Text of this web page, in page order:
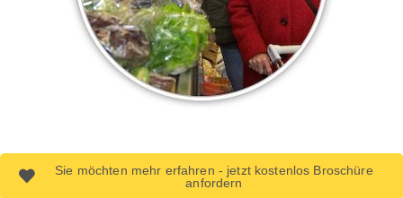
Sie möchten mehr erfahren - jetzt kostenlos Broschüre
anfordern